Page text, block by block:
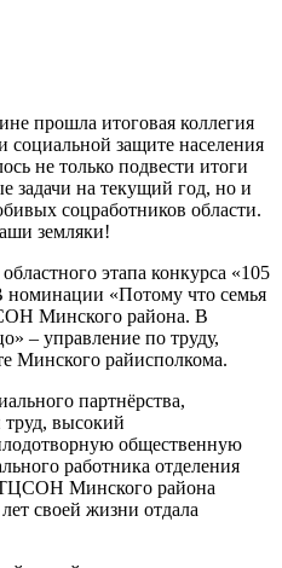
прошла итоговая коллегия
социальной защите населения
не только подвести итоги
задачи на текущий год, но и
соцработников области.
земляки!
этапа конкурса «105
номинации «Потому что семья
Минского района. В
– управление по труду,
Минского райисполкома.
партнёрства,
высокий
общественную
работника отделения
Минского района
своей жизни отдала